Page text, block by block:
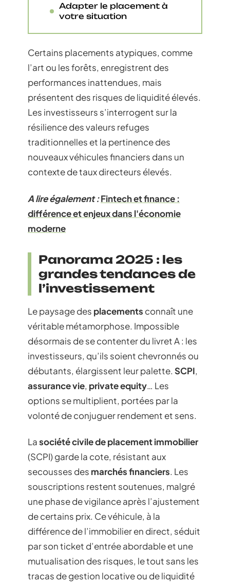
Adapter le placement à
votre situation
Certains placements atypiques, comme
l’art ou les forêts, enregistrent des
performances inattendues, mais
présentent des risques de liquidité élevés.
Les investisseurs s’interrogent sur la
résilience des valeurs refuges
traditionnelles et la pertinence des
nouveaux véhicules financiers dans un
contexte de taux directeurs élevés.
A lire également :Fintech et finance :
différence et enjeux dans l'économie
moderne
Panorama 2025 : les
grandes tendances de
l’investissement
Le paysage des placements connaît une
véritable métamorphose. Impossible
désormais de se contenter du livret A : les
investisseurs, qu’ils soient chevronnés ou
débutants, élargissent leur palette. SCPI,
assurance vie, private equity… Les
options se multiplient, portées par la
volonté de conjuguer rendement et sens.
Lasociété civile de placement immobilier
(SCPI) garde la cote, résistant aux
secousses des marchés financiers. Les
souscriptions restent soutenues, malgré
une phase de vigilance après l’ajustement
de certains prix. Ce véhicule, à la
différence de l’immobilier en direct, séduit
par son ticket d’entrée abordable et une
mutualisation des risques, le tout sans les
tracas de gestion locative ou de liquidité